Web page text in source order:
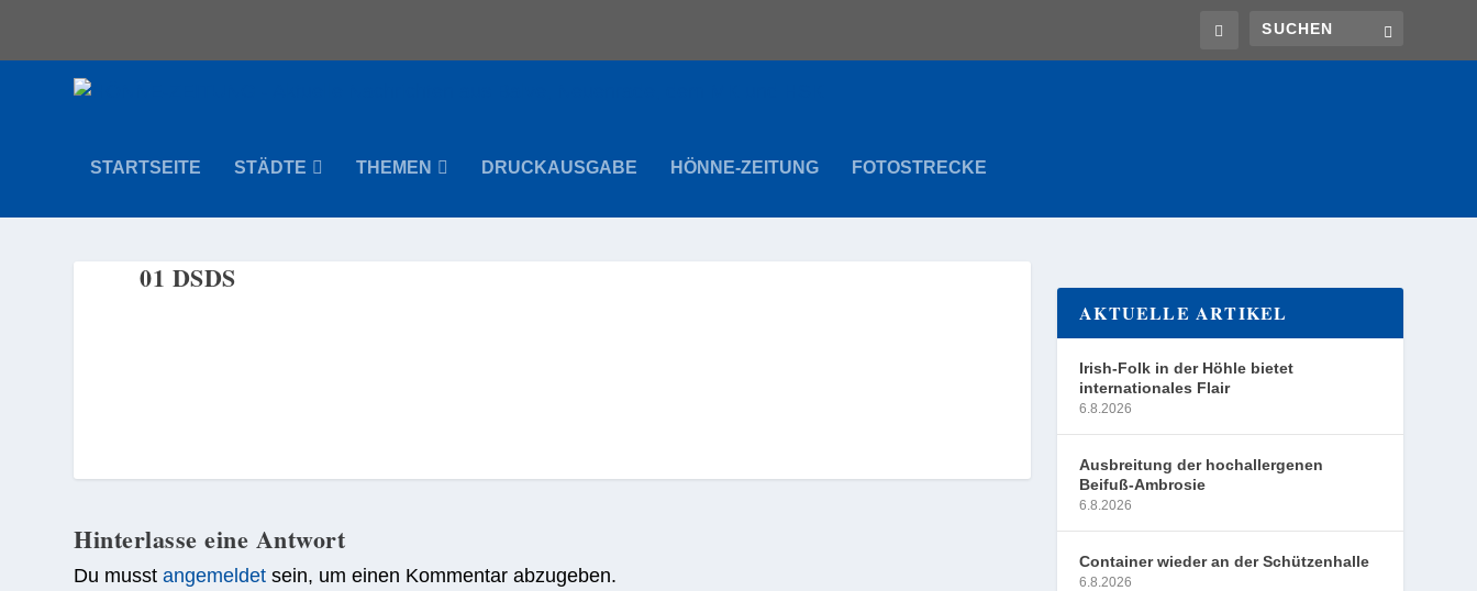
STARTSEITE STÄDTE THEMEN DRUCKAUSGABE HÖNNE-ZEITUNG FOTOSTRECKE
01 DSDS
Hinterlasse eine Antwort
Du musstangemeldet sein, um einen Kommentar abzugeben.
AKTUELLE ARTIKEL
Irish-Folk in der Höhle bietet
internationales Flair
6.8.2026
Ausbreitung der hochallergenen
Beifuß-Ambrosie
6.8.2026
Container wieder an der Schützenhalle
6.8.2026